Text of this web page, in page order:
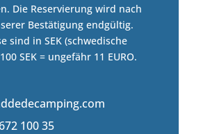
Die Reservierung wird nach
Bestätigung endgültig.
sind in SEK (schwedische
SEK = ungefähr 11 EURO.
100 35